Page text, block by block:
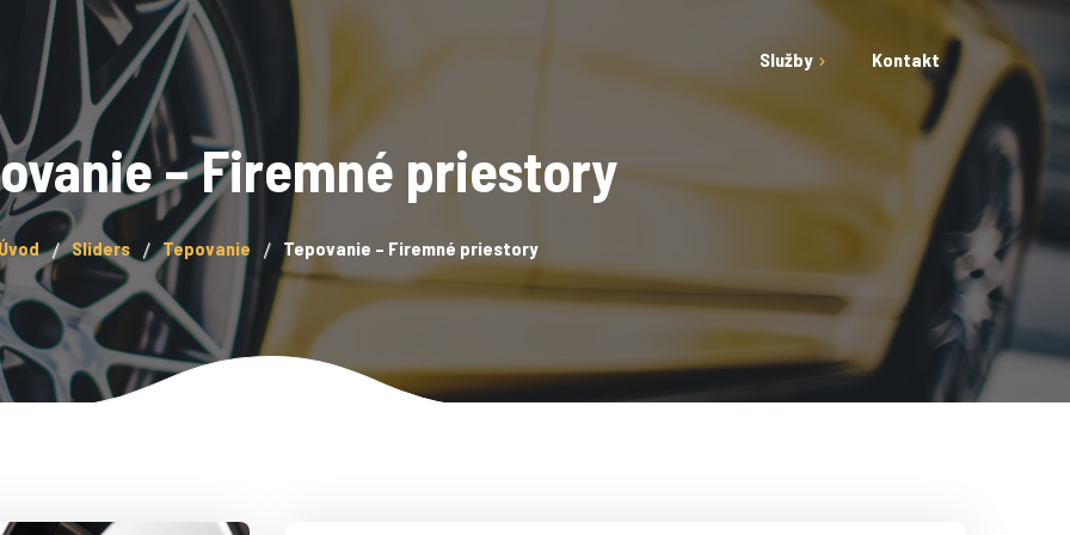
Služby
E-shop
Kontakt
– Firemné priestory
Sliders Tepovanie Tepovanie – Firemné priestory